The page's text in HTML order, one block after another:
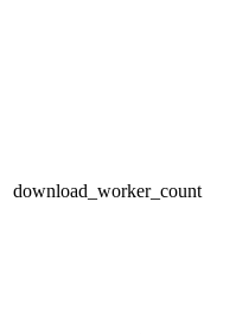
download_worker_count